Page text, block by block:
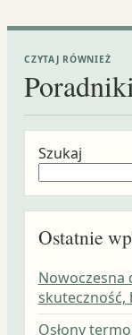
CZYTAJ RÓWNIEŻ
Szukaj
Ostatnie
Nowoczesna
skuteczność,
Osłony